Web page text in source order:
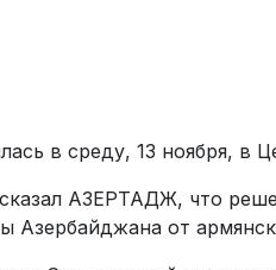
в среду, 13 ноября, в
АЗЕРТАДЖ, что
Азербайджана от